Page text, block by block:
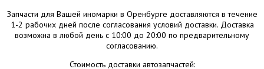
Запчасти для Вашей иномарки в Оренбурге доставляются в течение
1-2 рабочих дней после согласования условий доставки. Доставка
возможна в любой день с 10:00 до 20:00 по предварительному
согласованию.
Стоимость доставки автозапчастей: